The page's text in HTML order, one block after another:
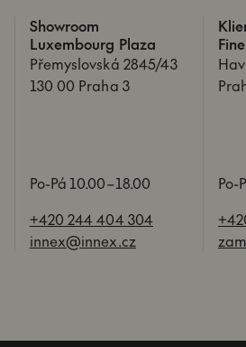
Showroom
Luxembourg Plaza
Přemyslovská 2845/43
130 00 Praha 3
Po-Pá 10.00–18.00
+420 244 404 304
innex@innex.cz
Po-